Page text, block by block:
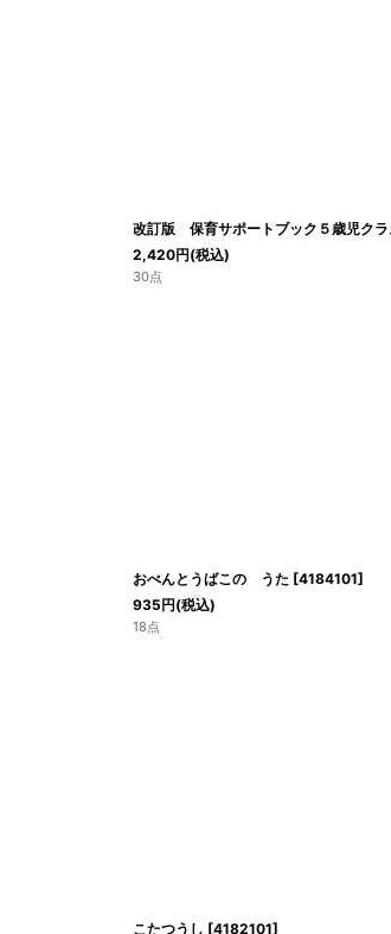
改訂版 保育サポートブック５歳児クラ
2,420円(税込)
30点
おべんとうばこの うた [4184101]
935円(税込)
18点
こたつうし [4182101]